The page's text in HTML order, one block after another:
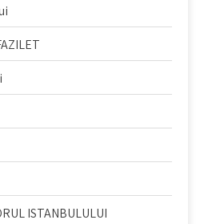
ISTANBULULUI